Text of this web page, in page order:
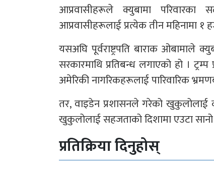
आप्रवासीहरूले क्युबामा
आप्रवासीहरूलाई प्रत्येक तीन महिनामा १
यसअघि पूर्वराष्ट्रपति बाराक ओबामाले
सरकारमाथि प्रतिबन्ध लगाएको हो ।
अमेरिकी नागरिकहरूलाई पारिवारिक
तर, वाइडेन प्रशासनले गरेको खुकुलोलाई
खुकुलोलाई सहजताको दिशामा एउटा
प्रतिक्रिया दिनुहोस्